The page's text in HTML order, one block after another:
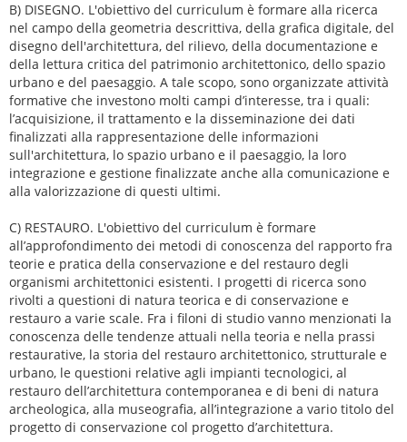
B) DISEGNO. L'obiettivo del curriculum è formare alla ricerca
nel campo della geometria descrittiva, della grafica digitale, del
disegno dell'architettura, del rilievo, della documentazione e
della lettura critica del patrimonio architettonico, dello spazio
urbano e del paesaggio. A tale scopo, sono organizzate attività
formative che investono molti campi d’interesse, tra i quali:
l’acquisizione, il trattamento e la disseminazione dei dati
finalizzati alla rappresentazione delle informazioni
sull'architettura, lo spazio urbano e il paesaggio, la loro
integrazione e gestione finalizzate anche alla comunicazione e
alla valorizzazione di questi ultimi.
C) RESTAURO. L'obiettivo del curriculum è formare
all’approfondimento dei metodi di conoscenza del rapporto fra
teorie e pratica della conservazione e del restauro degli
organismi architettonici esistenti. I progetti di ricerca sono
rivolti a questioni di natura teorica e di conservazione e
restauro a varie scale. Fra i filoni di studio vanno menzionati la
conoscenza delle tendenze attuali nella teoria e nella prassi
restaurative, la storia del restauro architettonico, strutturale e
urbano, le questioni relative agli impianti tecnologici, al
restauro dell’architettura contemporanea e di beni di natura
archeologica, alla museografia, all’integrazione a vario titolo del
progetto di conservazione col progetto d’architettura.